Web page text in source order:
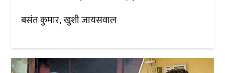
बसंत कुमार खुशी जायसवाल